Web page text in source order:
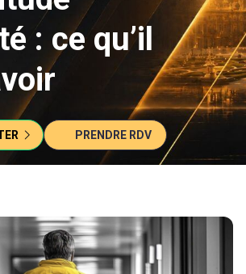
: ce qu’il
PRENDRE RDV